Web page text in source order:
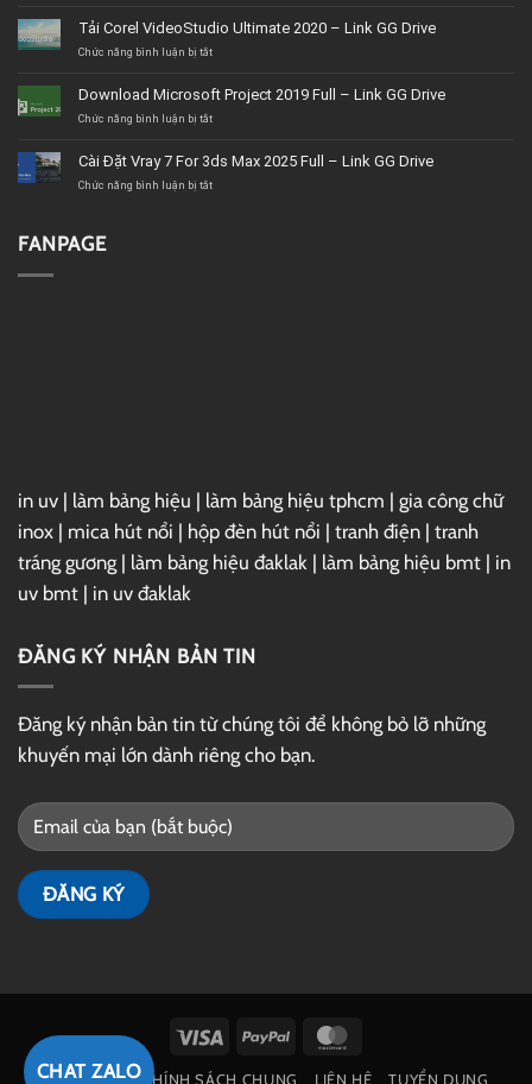
CHAT ZALO
nội
thất
tín,
giá
lượng
Tải Corel VideoStudio Ultimate 2020 – Link GG Drive
Chức năng bình luận bị tắtở
VideoStudio
Ultimate
Link
GG
Download Microsoft Project 2019 Full – Link GG Drive
Chức năng bình luận bị tắtở
Project
2019
Cài Đặt Vray 7 For 3ds Max 2025 Full – Link GG Drive
Chức năng bình luận bị tắtở
FANPAGE
in uv | làm bảng hiệu | làm bảng hiệu tphcm | gia công chữ
inox | mica hút nổi | hộp đèn hút nổi | tranh điện | tranh
tráng gương | làm bảng hiệu đaklak | làm bảng hiệu bmt | in
uv bmt | in uv đaklak
ĐĂNG KÝ NHẬN BẢN TIN
Đăng ký nhận bản tin từ chúng tôi để không bỏ lỡ những
khuyến mại lớn dành riêng cho bạn.
Visa PayPal
GIỚI THIỆU CHÍNH SÁCH CHUNG LIÊN HỆ TUYỂN DỤNG